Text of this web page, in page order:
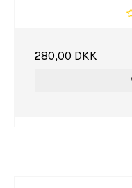
280,00 DKK